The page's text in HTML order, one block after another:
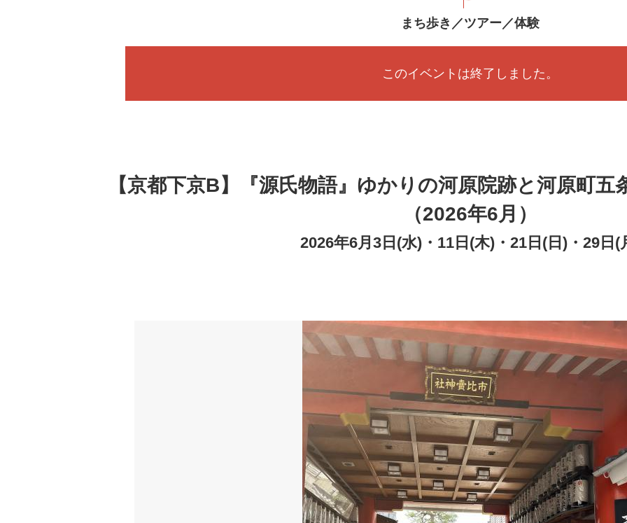
まち歩き／ツアー／体験
このイベントは終了しました。
【京都下京B】『源氏物語』ゆかりの河原院跡と河原町五
（2026年6月）
2026年6月3日(水)・11日(木)・21日(日)・29日(